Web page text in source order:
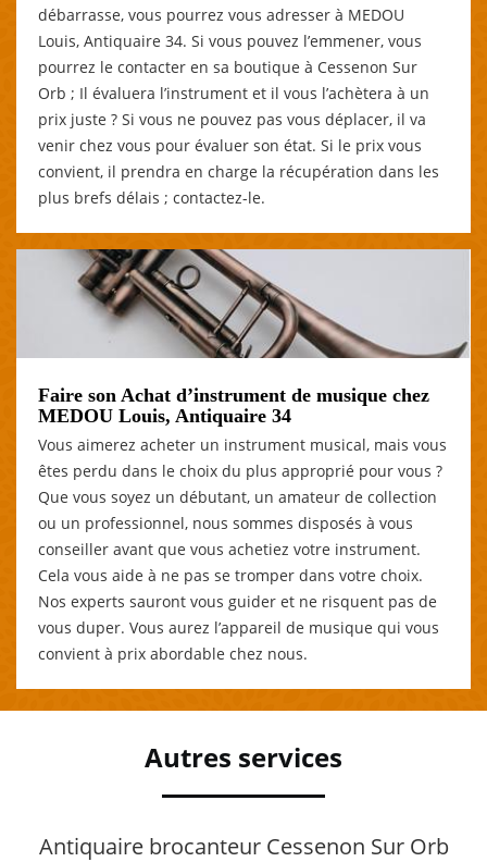
débarrasse, vous pourrez vous adresser à MEDOU
Louis, Antiquaire 34. Si vous pouvez l’emmener, vous
pourrez le contacter en sa boutique à Cessenon Sur
Orb ; Il évaluera l’instrument et il vous l’achètera à un
prix juste ? Si vous ne pouvez pas vous déplacer, il va
venir chez vous pour évaluer son état. Si le prix vous
convient, il prendra en charge la récupération dans les
plus brefs délais ; contactez-le.
Faire son Achat d’instrument de musique chez
MEDOU Louis, Antiquaire 34
Vous aimerez acheter un instrument musical, mais vous
êtes perdu dans le choix du plus approprié pour vous ?
Que vous soyez un débutant, un amateur de collection
ou un professionnel, nous sommes disposés à vous
conseiller avant que vous achetiez votre instrument.
Cela vous aide à ne pas se tromper dans votre choix.
Nos experts sauront vous guider et ne risquent pas de
vous duper. Vous aurez l’appareil de musique qui vous
convient à prix abordable chez nous.
Autres services
Antiquaire brocanteur Cessenon Sur Orb